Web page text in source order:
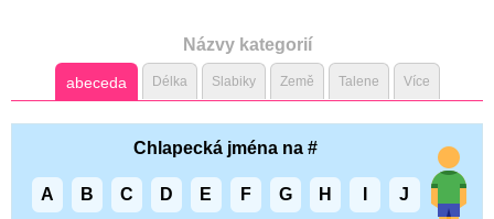
Názvy kategorií
abeceda Délka Slabiky Země Talene Více
Chlapecká jména na #
A B C D E F G H J